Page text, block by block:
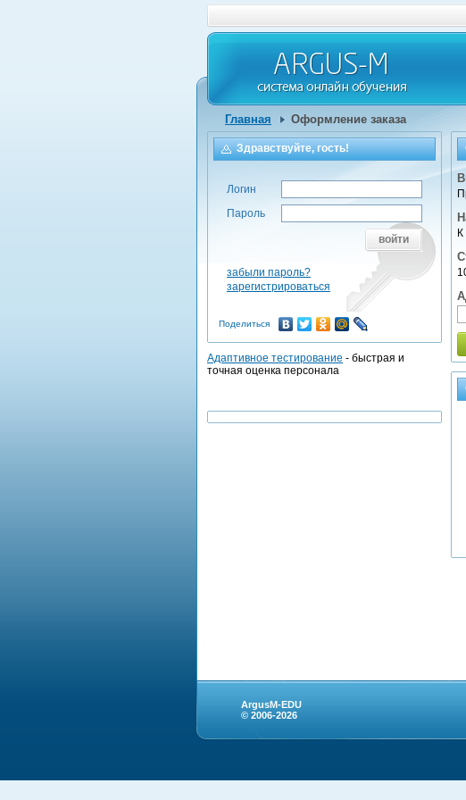
Главная Оформление заказа
Здравствуйте, гость!
Логин
Пароль
войти
забыли пароль?
зарегистрироваться
Поделиться
Адаптивное тестирование - быстрая и
точная оценка персонала
ArgusM-EDU
© 2006-2026